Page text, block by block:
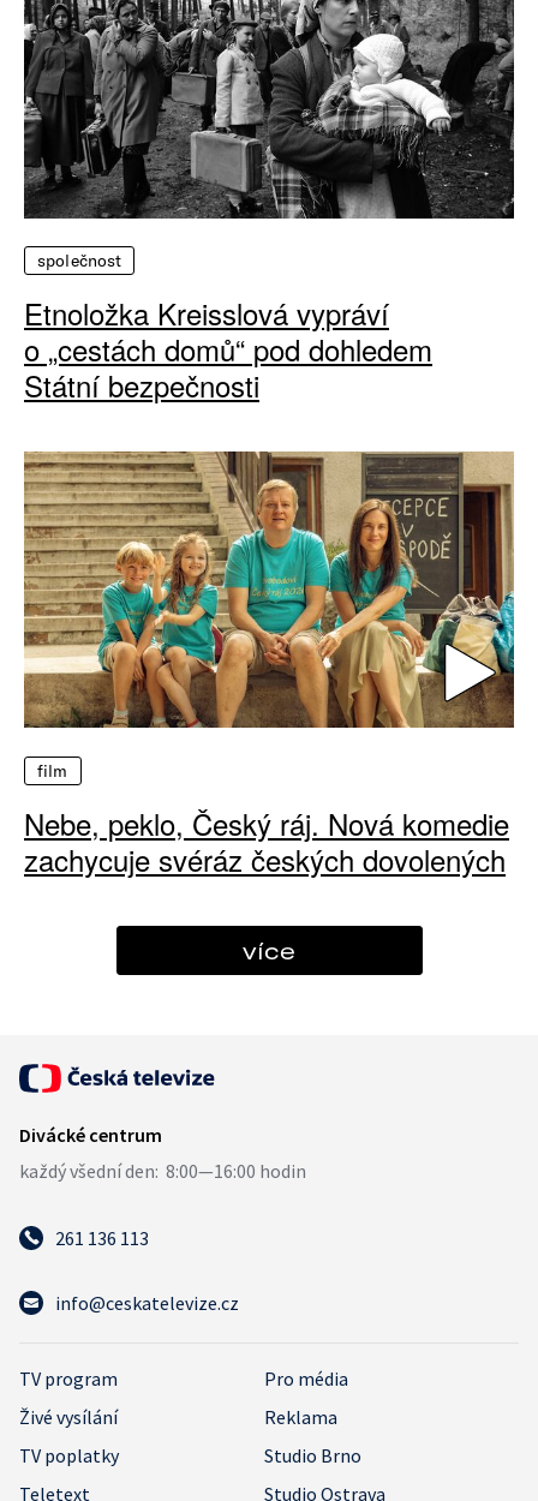
společnost
Etnoložka Kreisslová vypráví
o „cestách domů“ pod dohledem
Státní bezpečnosti
film
Nebe, peklo, Český ráj. Nová komedie
zachycuje svéráz českých dovolených
více
261 136 113
info@ceskatelevize.cz
TV program
Pro média
Živé vysílání
Reklama
TV poplatky
Studio Brno
Teletext
Studio Ostrava